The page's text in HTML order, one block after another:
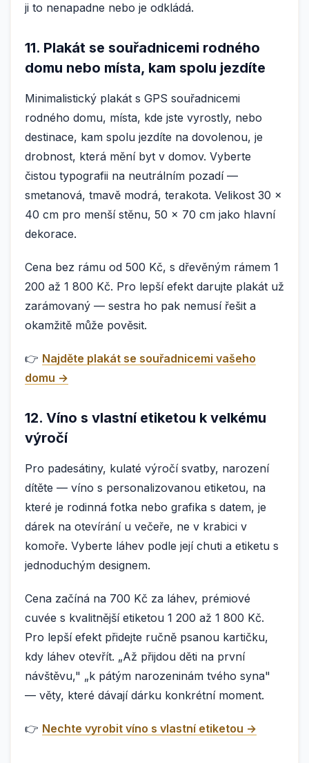
ji to nenapadne nebo je odkládá.
11. Plakát se souřadnicemi rodného
domu nebo místa, kam spolu jezdíte
Minimalistický plakát s GPS souřadnicemi
rodného domu, místa, kde jste vyrostly, nebo
destinace, kam spolu jezdíte na dovolenou, je
drobnost, která mění byt v domov. Vyberte
čistou typografii na neutrálním pozadí —
smetanová, tmavě modrá, terakota. Velikost 30 ×
40 cm pro menší stěnu, 50 × 70 cm jako hlavní
dekorace.
Cena bez rámu od 500 Kč, s dřevěným rámem 1
200 až 1 800 Kč. Pro lepší efekt darujte plakát už
zarámovaný — sestra ho pak nemusí řešit a
okamžitě může pověsit.
👉 Najděte plakát se souřadnicemi vašeho
domu →
12. Víno s vlastní etiketou k velkému
výročí
Pro padesátiny, kulaté výročí svatby, narození
dítěte — víno s personalizovanou etiketou, na
které je rodinná fotka nebo grafika s datem, je
dárek na otevírání u večeře, ne v krabici v
komoře. Vyberte láhev podle její chuti a etiketu s
jednoduchým designem.
Cena začíná na 700 Kč za láhev, prémiové
cuvée s kvalitnější etiketou 1 200 až 1 800 Kč.
Pro lepší efekt přidejte ručně psanou kartičku,
kdy láhev otevřít. „Až přijdou děti na první
návštěvu," „k pátým narozeninám tvého syna"
— věty, které dávají dárku konkrétní moment.
👉 Nechte vyrobit víno s vlastní etiketou →